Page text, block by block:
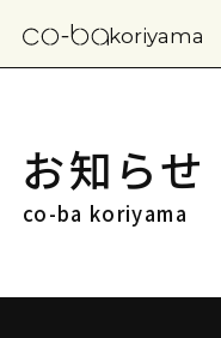
koriyama
お知らせ
co-ba koriyama